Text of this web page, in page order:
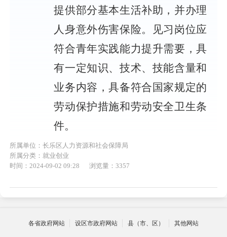
提供部分基本生活补助，并办理
人身意外伤害保险。见习岗位应
符合青年实践能力提升需要，具
有一定知识、技术、技能含量和
业务内容，具备符合国家规定的
劳动保护措施和劳动安全卫生条
件。
所属单位：长乐区人力资源和社会保障局
所属分类：就业创业
时间：2024-09-02 09:28
浏览量：3357
各省政府网站 设区市政府网站 县（市、区） 其他网站